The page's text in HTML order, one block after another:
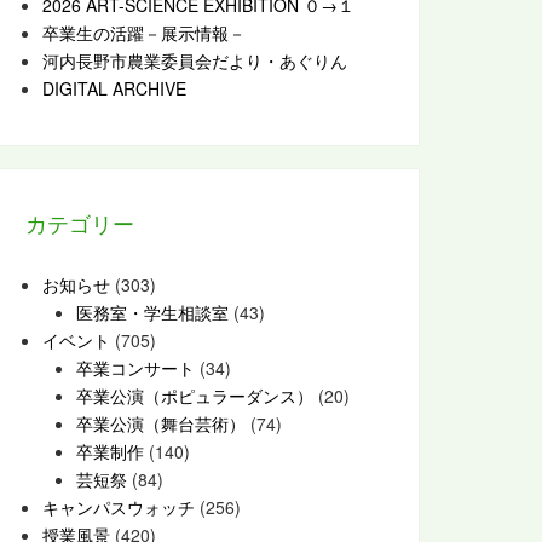
卒業生の活躍－展示情報－
河内長野市農業委員会だより・あぐりん
DIGITAL ARCHIVE
カテゴリー
お知らせ (303)
医務室・学生相談室 (43)
イベント (705)
卒業コンサート (34)
卒業公演（ポピュラーダンス）
(20)
卒業公演（舞台芸術）
(74)
卒業制作 (140)
芸短祭 (84)
キャンパスウォッチ (256)
授業風景 (420)